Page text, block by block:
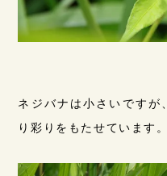
ネジバナは小さいですが
り彩りをもたせています。